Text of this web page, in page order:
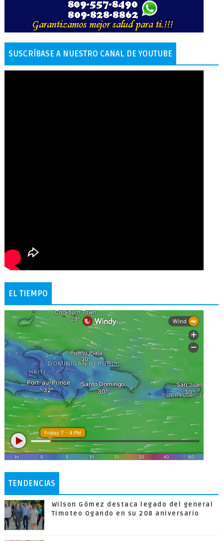
SUSCRÍBASE A NUESTRO CANAL DE YOUTUBE
EL TIEMPO
TENDENCIAS
Wilson Gómez destaca legado del general
Timoteo Ogando en su 208 aniversario